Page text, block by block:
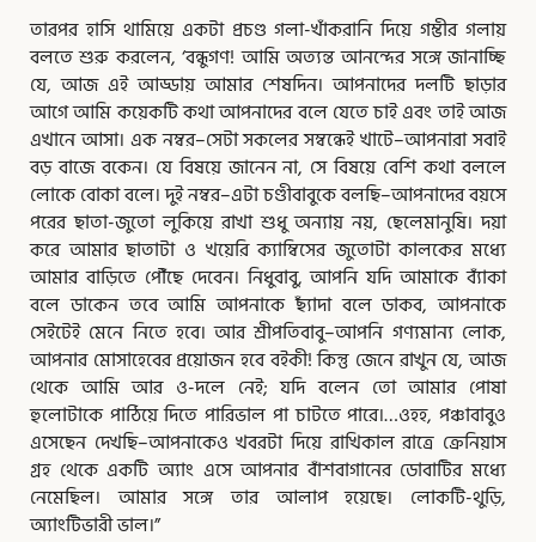
তারপর হাসি থামিয়ে একটা প্রচণ্ড গলা-খাঁকরানি দিয়ে গম্ভীর গলায়
বলতে শুরু করলেন, ‘বন্ধুগণ! আমি অত্যন্ত আনন্দের সঙ্গে জানাচ্ছি
যে, আজ এই আড্ডায় আমার শেষদিন। আপনাদের দলটি ছাড়ার
আগে আমি কয়েকটি কথা আপনাদের বলে যেতে চাই এবং তাই আজ
এখানে আসা। এক নম্বর–সেটা সকলের সম্বন্ধেই খাটে–আপনারা সবাই
বড় বাজে বকেন। যে বিষয়ে জানেন না, সে বিষয়ে বেশি কথা বললে
লোকে বোকা বলে। দুই নম্বর–এটা চণ্ডীবাবুকে বলছি–আপনাদের বয়সে
পরের ছাতা-জুতো লুকিয়ে রাখা শুধু অন্যায় নয়, ছেলেমানুষি। দয়া
করে আমার ছাতাটা ও খয়েরি ক্যাম্বিসের জুতোটা কালকের মধ্যে
আমার বাড়িতে পৌঁছে দেবেন। নিধুবাবু, আপনি যদি আমাকে ব্যাঁকা
বলে ডাকেন তবে আমি আপনাকে ছ্যাঁদা বলে ডাকব, আপনাকে
সেইটেই মেনে নিতে হবে। আর শ্রীপতিবাবু–আপনি গণ্যমান্য লোক,
আপনার মোসাহেবের প্রয়োজন হবে বইকী! কিন্তু জেনে রাখুন যে, আজ
থেকে আমি আর ও-দলে নেই; যদি বলেন তো আমার পোষা
হুলোটাকে পাঠিয়ে দিতে পারিভাল পা চাটতে পারে।…ওহহ, পঞ্চাবাবুও
এসেছেন দেখছি–আপনাকেও খবরটা দিয়ে রাখিকাল রাত্রে ক্রেনিয়াস
গ্রহ থেকে একটি অ্যাং এসে আপনার বাঁশবাগানের ডোবাটির মধ্যে
নেমেছিল। আমার সঙ্গে তার আলাপ হয়েছে। লোকটি-থুড়ি,
অ্যাংটিভারী ভাল।”